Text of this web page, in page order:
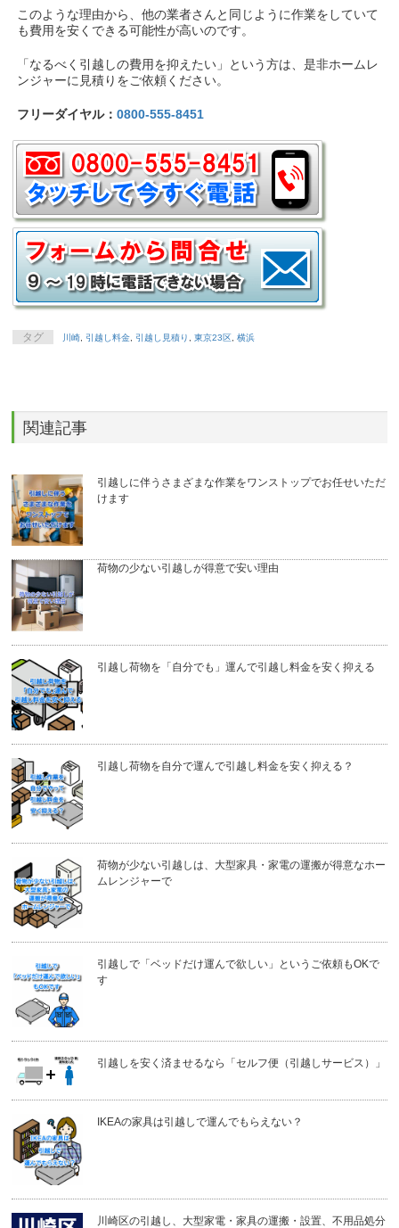
このような理由から、他の業者さんと同じように作業をしていて
も費用を安くできる可能性が高いのです。
「なるべく引越しの費用を抑えたい」という方は、是非ホームレ
ンジャーに見積りをご依頼ください。
フリーダイヤル：0800-555-8451
タグ 川崎 引越し料金 引越し見積り ,東京23区 ,横浜
関連記事
引越しに伴うさまざまな作業をワンストップでお任せいただ
けます
荷物の少ない引越しが得意で安い理由
引越し荷物を「自分でも」運んで引越し料金を安く抑える
引越し荷物を自分で運んで引越し料金を安く抑える？
荷物が少ない引越しは、大型家具・家電の運搬が得意なホー
ムレンジャーで
引越しで「ベッドだけ運んで欲しい」というご依頼もOKで
す
引越しを安く済ませるなら「セルフ便（引越しサービス）」
IKEAの家具は引越しで運んでもらえない？
川崎区の引越し、大型家電・家具の運搬・設置、不用品処分